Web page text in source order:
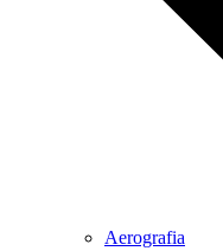
Aerografia